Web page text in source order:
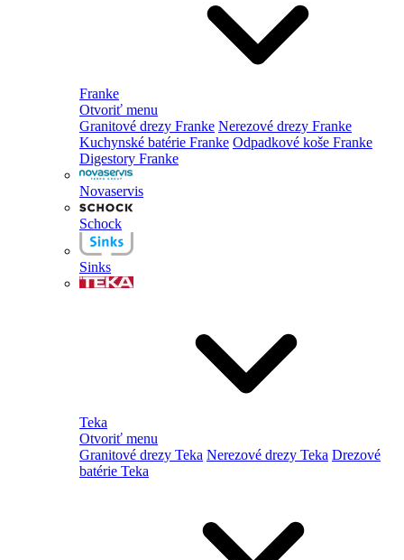
Franke
Otvoriť menu
Granitové drezy Franke Nerezové drezy Franke
Kuchynské batérie Franke Odpadkové koše Franke
Digestory Franke
Novaservis
Schock
Sinks
Teka
Otvoriť menu
Granitové drezy Teka Nerezové drezy Teka Drezové
batérie Teka